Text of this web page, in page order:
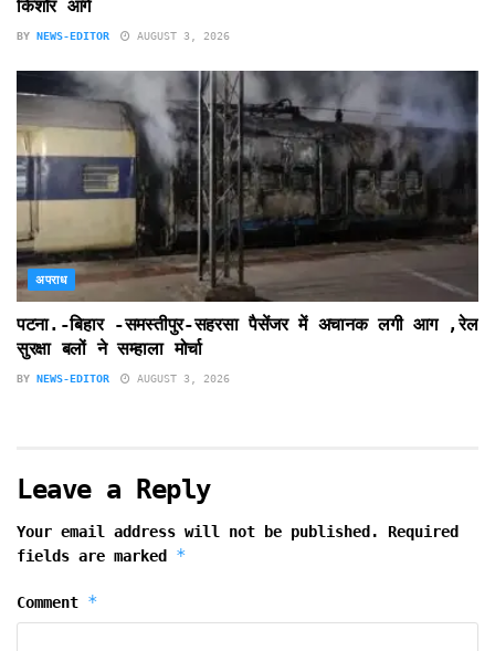
किशोर आगे
BY NEWS-EDITOR AUGUST 3, 2026
अपराध
पटना.-बिहार -समस्तीपुर-सहरसा पैसेंजर में अचानक लगी आग ,रेल
सुरक्षा बलों ने सम्हाला मोर्चा
BY NEWS-EDITOR AUGUST 3, 2026
Leave a Reply
Your email address will not be published.
Required
fields are marked *
Comment *